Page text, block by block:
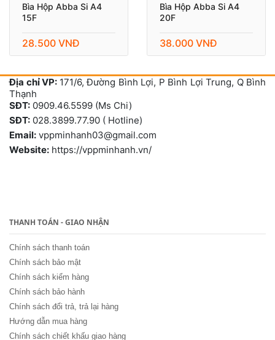
Bìa Hộp Abba Si A4
15F
28.500 VNĐ
Bìa Hộp Abba Si A4
20F
38.000 VNĐ
Địa chỉ VP: 171/6, Đường Bình Lợi, P Bình Lợi Trung, Q Bình
Thạnh
SĐT: 0909.46.5599 (Ms Chi)
SĐT: 028.3899.77.90 ( Hotline)
Email: vppminhanh03@gmail.com
Website: https://vppminhanh.vn/
THANH TOÁN - GIAO NHẬN
Chính sách thanh toán
Chính sách bảo mật
Chính sách kiểm hàng
Chính sách bảo hành
Chính sách đổi trả, trả lại hàng
Hướng dẫn mua hàng
Chính sách chiết khấu giao hàng